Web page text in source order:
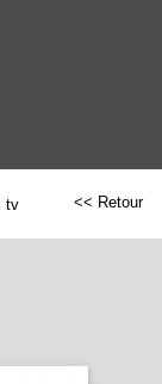
tv << Retour